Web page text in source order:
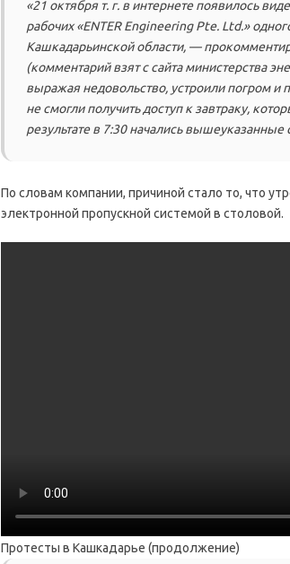
«21 октября т. г. в интернете появилось
рабочих «ENTER Engineering Pte. Ltd.»
Кашкадарьинской области, —
(комментарий взят с сайта министерства
выражая недовольство, устроили погром и
не смогли получить доступ к завтраку,
результате в 7:30 начались вышеуказанные
По словам компании, причиной стало то, что
электронной пропускной системой в столовой.
Протесты в Кашкадарье (продолжение)